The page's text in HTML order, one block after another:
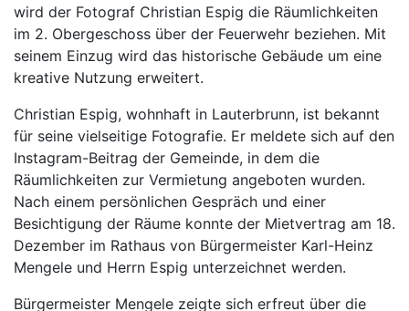
wird der Fotograf Christian Espig die Räumlichkeiten
im 2. Obergeschoss über der Feuerwehr beziehen. Mit
seinem Einzug wird das historische Gebäude um eine
kreative Nutzung erweitert.
Christian Espig, wohnhaft in Lauterbrunn, ist bekannt
für seine vielseitige Fotografie. Er meldete sich auf den
Instagram-Beitrag der Gemeinde, in dem die
Räumlichkeiten zur Vermietung angeboten wurden.
Nach einem persönlichen Gespräch und einer
Besichtigung der Räume konnte der Mietvertrag am 18.
Dezember im Rathaus von Bürgermeister Karl-Heinz
Mengele und Herrn Espig unterzeichnet werden.
Bürgermeister Mengele zeigte sich erfreut über die